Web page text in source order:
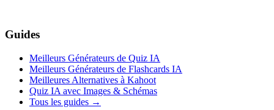
Guides
Meilleurs Générateurs de Quiz IA
Meilleurs Générateurs de Flashcards IA
Meilleures Alternatives à Kahoot
Quiz IA avec Images & Schémas
Tous les guides →